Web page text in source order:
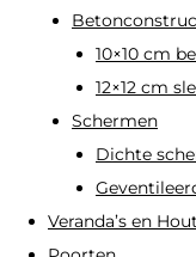
10×10 cm
12×12 cm
Schermen
Dichte
Veranda’s en